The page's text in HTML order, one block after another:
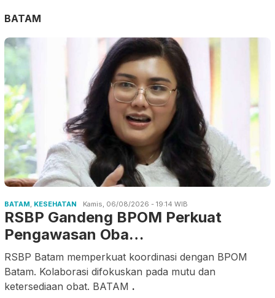
BATAM
BATAM, KESEHATAN Kamis, 06/08/2026 - 19:14 WIB
RSBP Gandeng BPOM Perkuat
Pengawasan Oba…
RSBP Batam memperkuat koordinasi dengan BPOM
Batam. Kolaborasi difokuskan pada mutu dan
ketersediaan obat. BATAM .